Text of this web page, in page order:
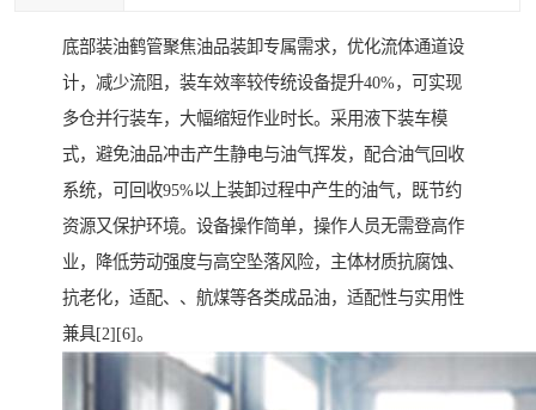
底部装油鹤管聚焦油品装卸专属需求，优化流体通道设
计，减少流阻，装车效率较传统设备提升40%，可实现
多仓并行装车，大幅缩短作业时长。采用液下装车模
式，避免油品冲击产生静电与油气挥发，配合油气回收
系统，可回收95%以上装卸过程中产生的油气，既节约
资源又保护环境。设备操作简单，操作人员无需登高作
业，降低劳动强度与高空坠落风险，主体材质抗腐蚀、
抗老化，适配、、航煤等各类成品油，适配性与实用性
兼具[2][6]。